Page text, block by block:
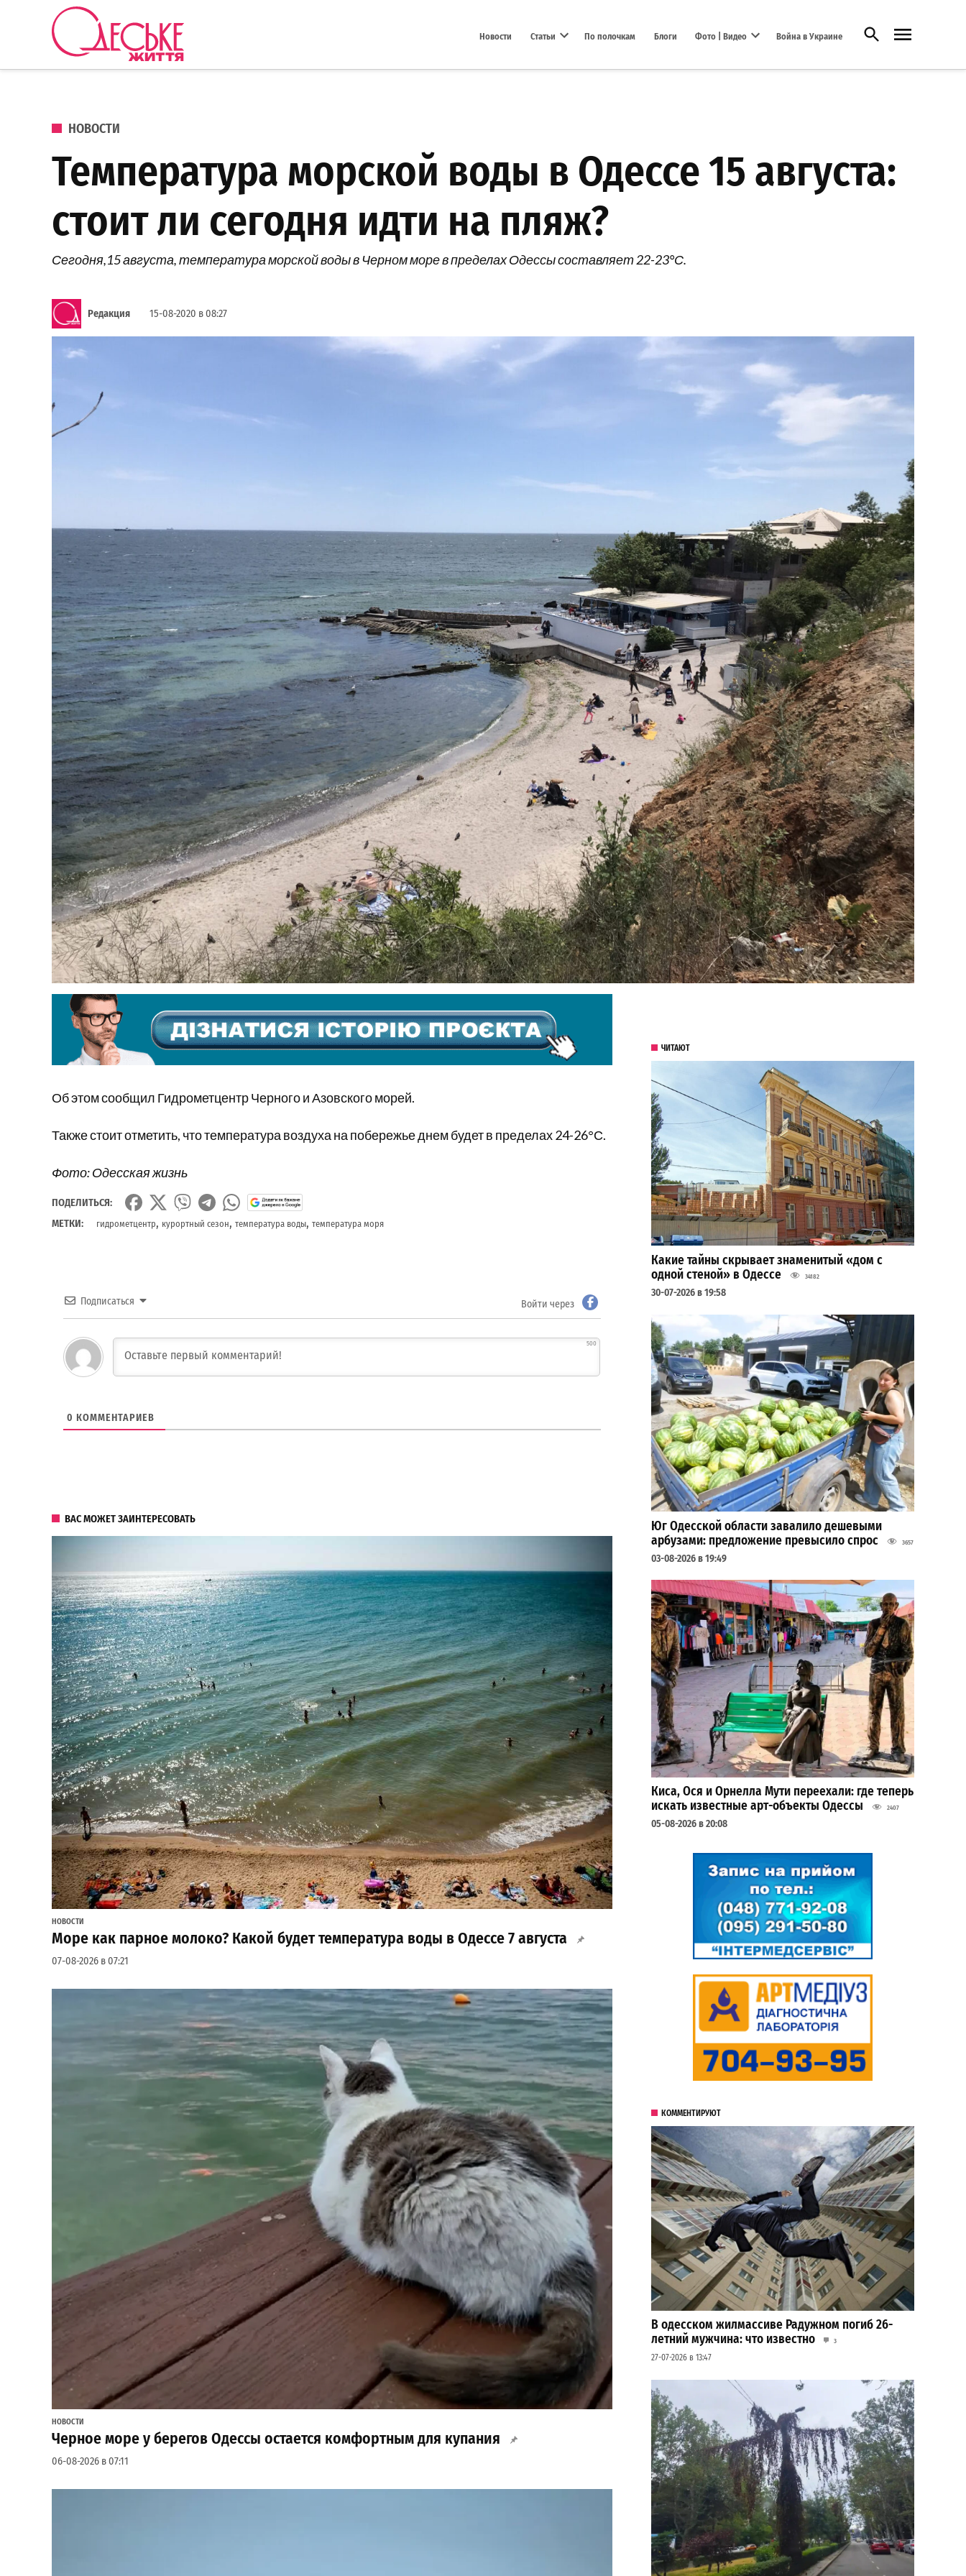
Перейти к содержанию
Новости Статьи По полочкам Блоги Фото | Видео Война в Украине Открыть поиск
ОПУБЛИКОВАНО В
НОВОСТИ
Температура морской воды в Одессе 15 августа:
стоит ли сегодня идти на пляж?
Сегодня,15 августа, температура морской воды в Черном море в пределах Одессы составляет 22-23°С.
Редакция 15-08-2020 в 08:27
Об этом сообщил Гидрометцентр Черного и Азовского морей.
Также стоит отметить, что температура воздуха на побережье днем будет в пределах 24-26°С.
Фото: Одесская жизнь
ПОДЕЛИТЬСЯ:
МЕТКИ:
гидрометцентр, курортный сезон, температура воды, температура моря
Подписаться Войти через
500
0 КОММЕНТАРИЕВ
ВАС МОЖЕТ ЗАИНТЕРЕСОВАТЬ
НОВОСТИ
Море как парное молоко? Какой будет температура воды в Одессе 7 августа
07-08-2026 в 07:21
НОВОСТИ
Черное море у берегов Одессы остается комфортным для купания
06-08-2026 в 07:11
ЧИТАЮТ
Какие тайны скрывает знаменитый «дом с
одной стеной» в Одессе
34182
30-07-2026 в 19:58
Юг Одесской области завалило дешевыми
арбузами: предложение превысило спрос
3657
03-08-2026 в 19:49
Киса, Ося и Орнелла Мути переехали: где теперь
искать известные арт-объекты Одессы
2407
05-08-2026 в 20:08
КОММЕНТИРУЮТ
В одесском жилмассиве Радужном погиб 26-
летний мужчина: что известно
3
27-07-2026 в 13:47